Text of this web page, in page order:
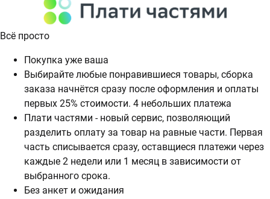
Всё просто
Покупка уже ваша
Выбирайте любые понравившиеся товары, сборка
заказа начнётся сразу после оформления и оплаты
первых 25% стоимости. 4 небольших платежа
Плати частями - новый сервис, позволяющий
разделить оплату за товар на равные части. Первая
часть списывается сразу, оставщиеся платежи через
каждые 2 недели или 1 месяц в зависимости от
выбранного срока.
Без анкет и ожидания